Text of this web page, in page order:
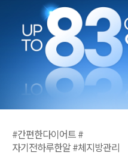
#간편한다이어트 #
자기전하루한알 #체지방관리